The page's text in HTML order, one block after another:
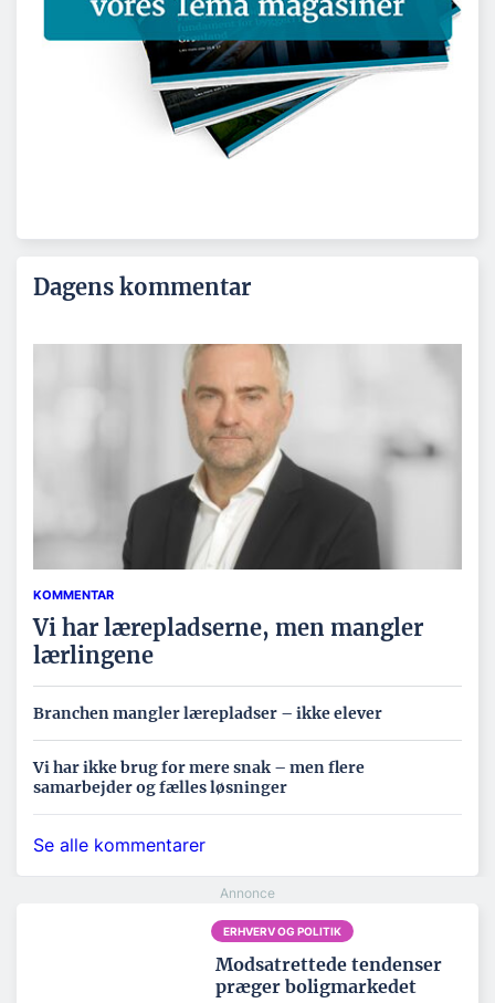
Dagens kommentar
KOMMENTAR
Vi har lærepladserne, men mangler
lærlingene
Branchen mangler lærepladser – ikke elever
Vi har ikke brug for mere snak – men flere
samarbejder og fælles løsninger
Se alle kommentarer
ERHVERV OG POLITIK
Modsatrettede tendenser
præger boligmarkedet